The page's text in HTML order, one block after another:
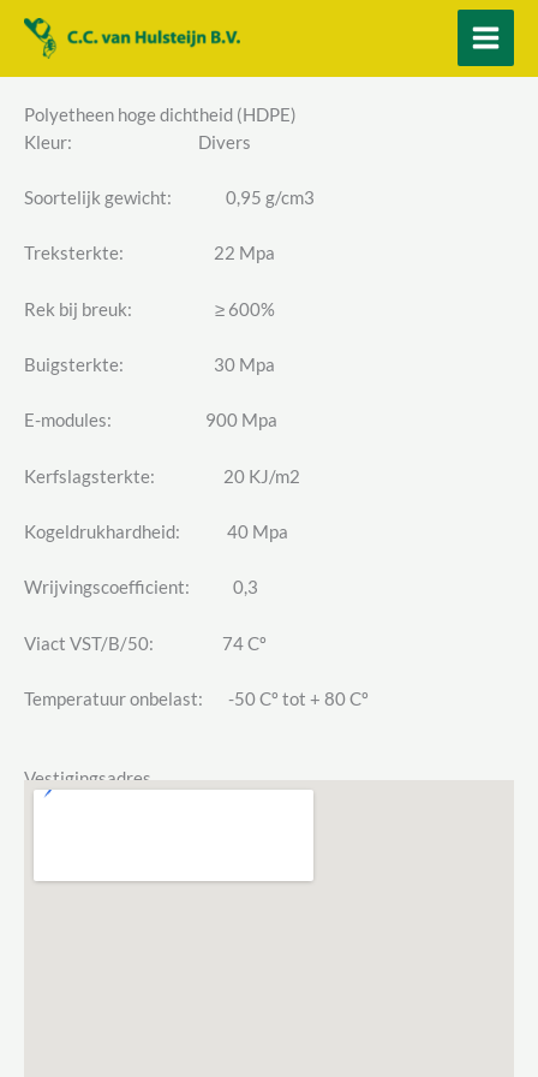
naar
Polyetheen hoge dichtheid (HDPE)
Kleur: Divers
Soortelijk gewicht: 0,95 g/cm3
Treksterkte: 22 Mpa
Rek bij breuk: ≥ 600%
Buigsterkte: 30 Mpa
E-modules: 900 Mpa
Kerfslagsterkte: 20 KJ/m2
Kogeldrukhardheid: 40 Mpa
Wrijvingscoefficient: 0,3
Viact VST/B/50: 74 Cº
Temperatuur onbelast: -50 Cº tot + 80 Cº
Vestigingsadres